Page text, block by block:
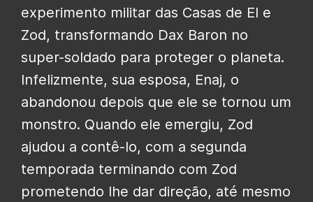
experimento militar das Casas de El e
Zod, transformando Dax Baron no
super-soldado para proteger o planeta.
Infelizmente, sua esposa, Enaj, o
abandonou depois que ele se tornou um
monstro. Quando ele emergiu, Zod
ajudou a contê-lo, com a segunda
temporada terminando com Zod
prometendo lhe dar direção, até mesmo